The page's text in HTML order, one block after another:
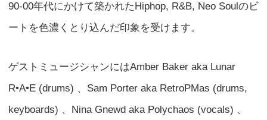
90-00年代にかけて築かれたHiphop, R&B, Neo Soulのビ
ートを色濃くとり込んだ印象を受けます。
ゲストミュージシャンにはAmber Baker aka Lunar
R•A•E (drums) 、Sam Porter aka RetroPMas (drums,
keyboards) 、Nina Gnewd aka Polychaos (vocals) 、